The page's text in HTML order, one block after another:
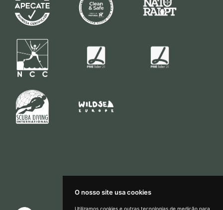
O nosso site usa cookies
Utilizamos cookies e outras tecnologias de medição para